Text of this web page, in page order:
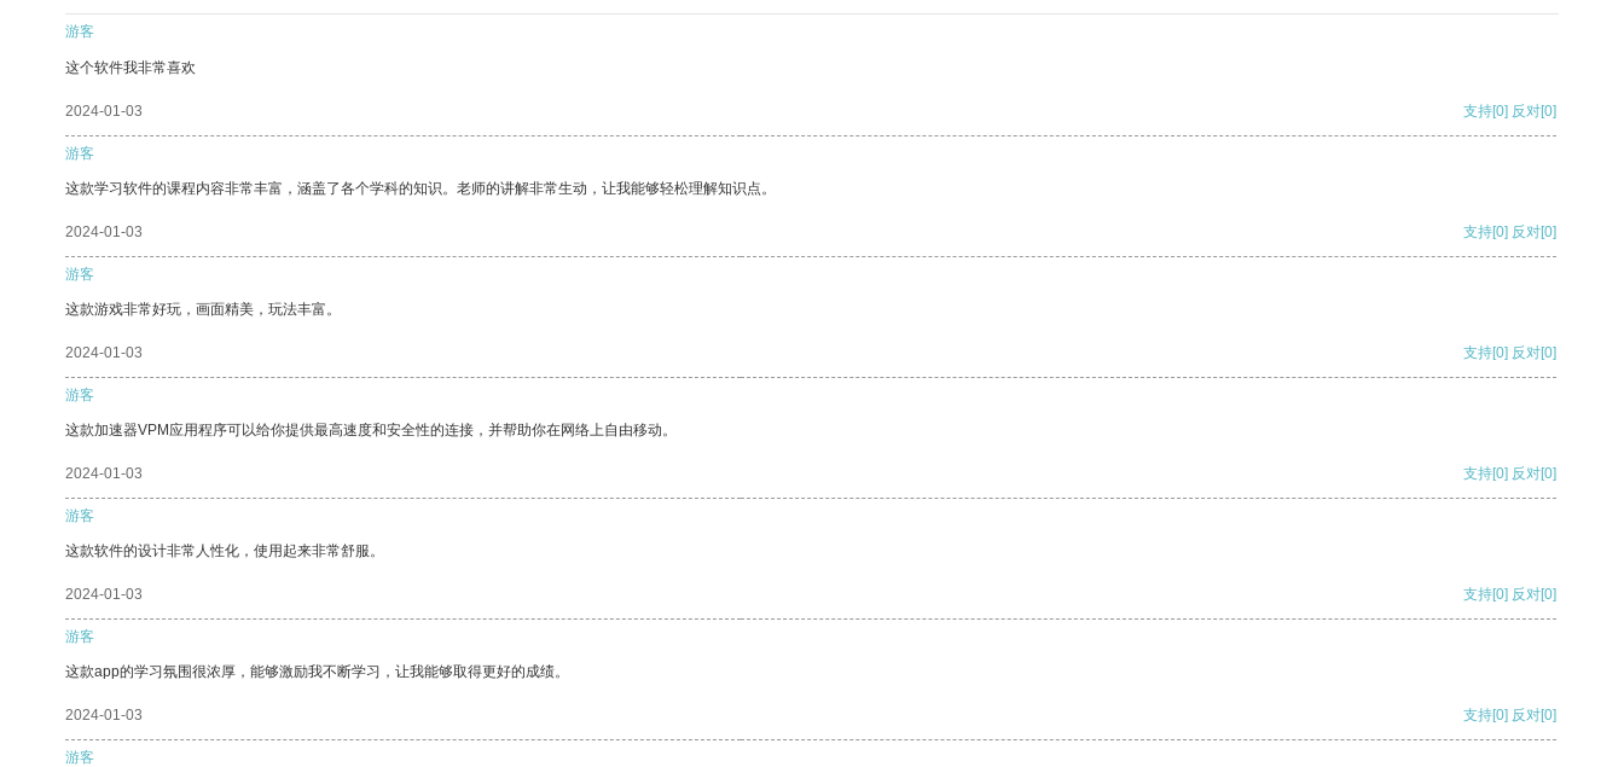
游客
这个软件我非常喜欢
2024-01-03 支持[0] 反对[0]
游客
这款学习软件的课程内容非常丰富，涵盖了各个学科的知识。老师的讲解非常生动，让我能够轻松理解知识点。
2024-01-03 支持[0] 反对[0]
游客
这款游戏非常好玩，画面精美，玩法丰富。
2024-01-03 支持[0] 反对[0]
游客
这款加速器VPM应用程序可以给你提供最高速度和安全性的连接，并帮助你在网络上自由移动。
2024-01-03 支持[0] 反对[0]
游客
这款软件的设计非常人性化，使用起来非常舒服。
2024-01-03 支持[0] 反对[0]
游客
这款app的学习氛围很浓厚，能够激励我不断学习，让我能够取得更好的成绩。
2024-01-03 支持[0] 反对[0]
游客